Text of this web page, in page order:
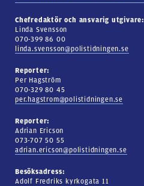
Chefredaktör och ansvarig utgivare:
Linda Svensson
070-399 86 00
linda.svensson@polistidningen.se
Reporter:
Per Hagström
070-329 80 45
per.hagstrom@polistidningen.se
Reporter:
Adrian Ericson
073-707 50 55
adrian.ericson@polistidningen.se
Besöksadress:
Adolf Fredriks kyrkogata 11